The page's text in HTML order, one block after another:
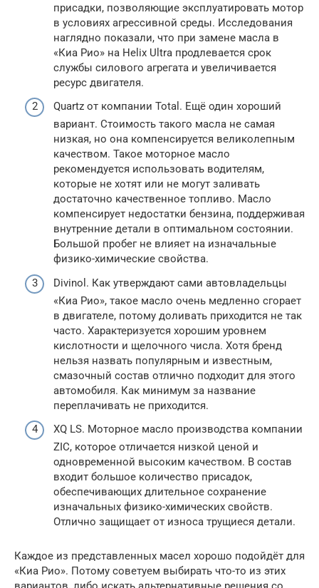
присадки, позволяющие эксплуатировать мотор
в условиях агрессивной среды. Исследования
наглядно показали, что при замене масла в
«Киа Рио» на Helix Ultra продлевается срок
службы силового агрегата и увеличивается
ресурс двигателя.
Quartz от компании Total. Ещё один хороший
вариант. Стоимость такого масла не самая
низкая, но она компенсируется великолепным
качеством. Такое моторное масло
рекомендуется использовать водителям,
которые не хотят или не могут заливать
достаточно качественное топливо. Масло
компенсирует недостатки бензина, поддерживая
внутренние детали в оптимальном состоянии.
Большой пробег не влияет на изначальные
физико-химические свойства.
Divinol. Как утверждают сами автовладельцы
«Киа Рио», такое масло очень медленно сгорает
в двигателе, потому доливать приходится не так
часто. Характеризуется хорошим уровнем
кислотности и щелочного числа. Хотя бренд
нельзя назвать популярным и известным,
смазочный состав отлично подходит для этого
автомобиля. Как минимум за название
переплачивать не приходится.
XQ LS. Моторное масло производства компании
ZIC, которое отличается низкой ценой и
одновременной высоким качеством. В состав
входит большое количество присадок,
обеспечивающих длительное сохранение
изначальных физико-химических свойств.
Отлично защищает от износа трущиеся детали.
Каждое из представленных масел хорошо подойдёт для
«Киа Рио». Потому советуем выбирать что-то из этих